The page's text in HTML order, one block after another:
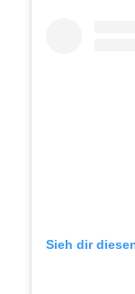
Sieh dir